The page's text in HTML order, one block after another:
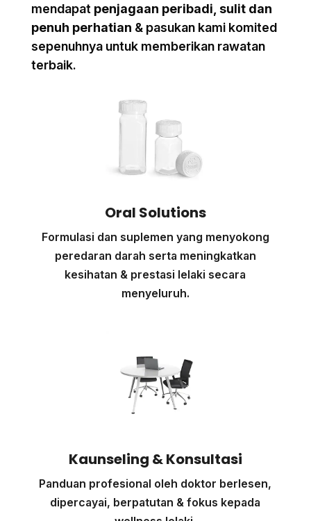
mendapat penjagaan peribadi, sulit dan
penuh perhatian & pasukan kami komited
sepenuhnya untuk memberikan rawatan
terbaik.
Oral Solutions
Formulasi dan suplemen yang menyokong
peredaran darah serta meningkatkan
kesihatan & prestasi lelaki secara
menyeluruh.
Kaunseling & Konsultasi
Panduan profesional oleh doktor berlesen,
dipercayai, berpatutan & fokus kepada